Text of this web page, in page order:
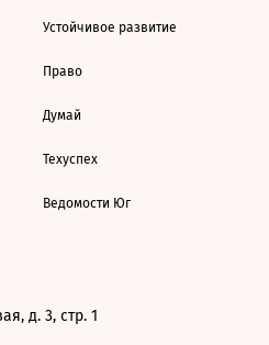
Устойчивое развитие
Право
Думай
Техуспех
Ведомости Юг
д. 3, стр. 1